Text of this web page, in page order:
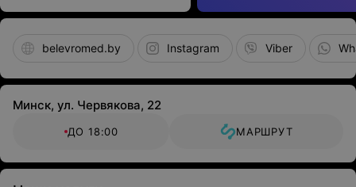
belevromed.by Instagram Viber
Минск, ул. Червякова, 22
ДО 18:00 МАРШРУТ